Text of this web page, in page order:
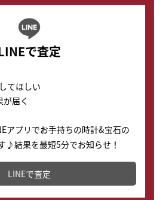
で査定
てほしい
届く
アプリでお手持ちの時計&宝石の
♪結果を最短5分でお知らせ！
定金額を知ることが出来ます。
LINEで査定